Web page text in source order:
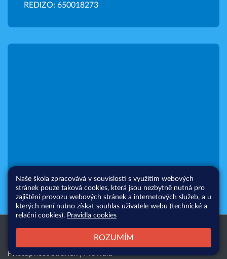
REDIZO: 650018273
Všechna práva vyhrazena. Copyright
|Přihlásit|
Přístupnost stránek|Pravidla
Web školy
Naše škola zpracovává v souvislosti s využitím webových
stránek pouze taková cookies, která jsou nezbytně nutná pro
zajištění provozu webových stránek a internetových služeb, a u
kterých není nutno získat souhlas uživatele webu (technické a
relační cookies). Pravidla cookies
ROZUMÍM